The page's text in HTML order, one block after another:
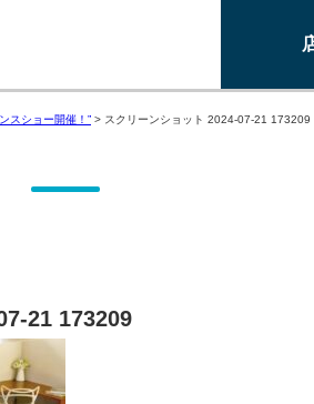
スショー開催！” > スクリーンショット 2024-07-21 173209
21 173209